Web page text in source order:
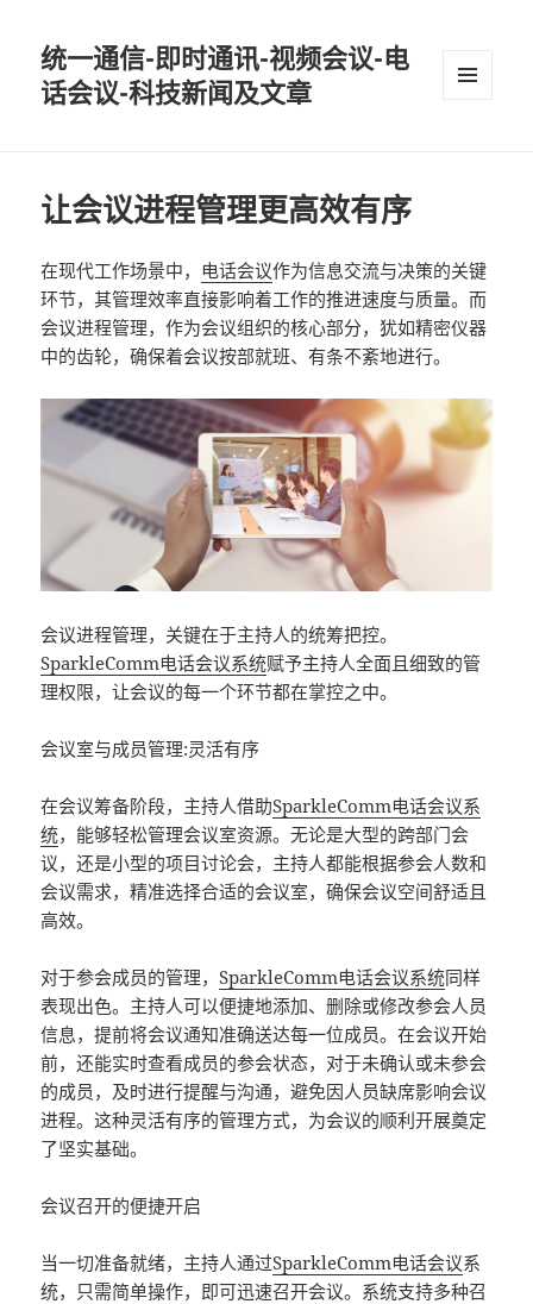
统一通信-即时通讯-视频会议-电
话会议-科技新闻及文章
让会议进程管理更高效有序
在现代工作场景中， 电话会议作为信息交流与决策的关键
环节，其管理效率直接影响着工作的推进速度与质量。而
会议进程管理，作为会议组织的核心部分，犹如精密仪器
中的齿轮，确保着会议按部就班、有条不紊地进行。
会议进程管理，关键在于主持人的统筹把控。
SparkleComm电话会议系统赋予主持人全面且细致的管
理权限，让会议的每一个环节都在掌控之中。
会议室与成员管理:灵活有序
在会议筹备阶段，主持人借助SparkleComm电话会议系
统，能够轻松管理会议室资源。无论是大型的跨部门会
议，还是小型的项目讨论会，主持人都能根据参会人数和
会议需求，精准选择合适的会议室，确保会议空间舒适且
高效。
对于参会成员的管理，SparkleComm电话会议系统同样
表现出色。主持人可以便捷地添加、删除或修改参会人员
信息，提前将会议通知准确送达每一位成员。在会议开始
前，还能实时查看成员的参会状态，对于未确认或未参会
的成员，及时进行提醒与沟通，避免因人员缺席影响会议
进程。这种灵活有序的管理方式，为会议的顺利开展奠定
了坚实基础。
会议召开的便捷开启
当一切准备就绪，主持人通过SparkleComm电话会议系
统，只需简单操作，即可迅速召开会议。系统支持多种召